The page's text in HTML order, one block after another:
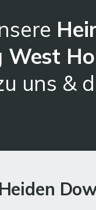
West
uns &